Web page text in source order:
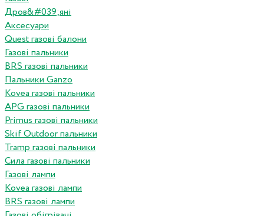
Дров&#039;яні
Аксесуари
Quest газові балони
Газові пальники
BRS газові пальники
Пальники Ganzo
Kovea газові пальники
APG газові пальники
Primus газові пальники
Skif Outdoor пальники
Tramp газові пальники
Сила газові пальники
Газові лампи
Kovea газові лампи
BRS газові лампи